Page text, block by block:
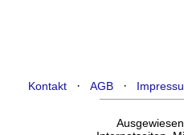
Kontakt · AGB ·